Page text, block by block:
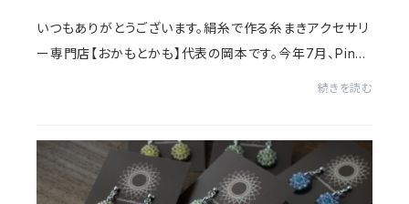
いつもありがとうございます。絹糸で作る糸まきアクセサリ
ー専門店【おかもとかも】代表の岡本です。今年7月、Pinko
続きを読む